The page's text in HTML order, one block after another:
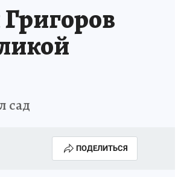
сад
ПОДЕЛИТЬСЯ